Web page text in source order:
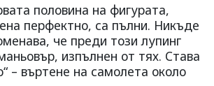
половина на фигурата,
перфектно, са пълни. Никъде
че преди този лупинг
изпълнен от тях. Става
– въртене на самолета около